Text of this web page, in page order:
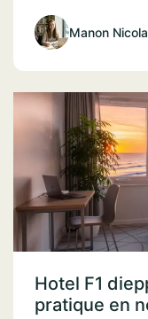
Manon
Hotel F1
pratique en